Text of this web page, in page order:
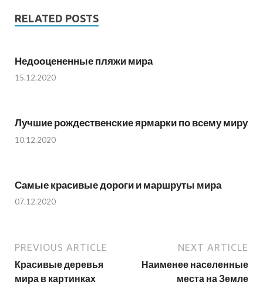
RELATED POSTS
Недооцененные пляжи мира
15.12.2020
Лучшие рождественские ярмарки по всему миру
10.12.2020
Самые красивые дороги и маршруты мира
07.12.2020
PREVIOUS ARTICLE
Красивые деревья
мира в картинках
NEXT ARTICLE
Наименее населенные
места на Земле